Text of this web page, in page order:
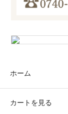
ホーム
カートを見る